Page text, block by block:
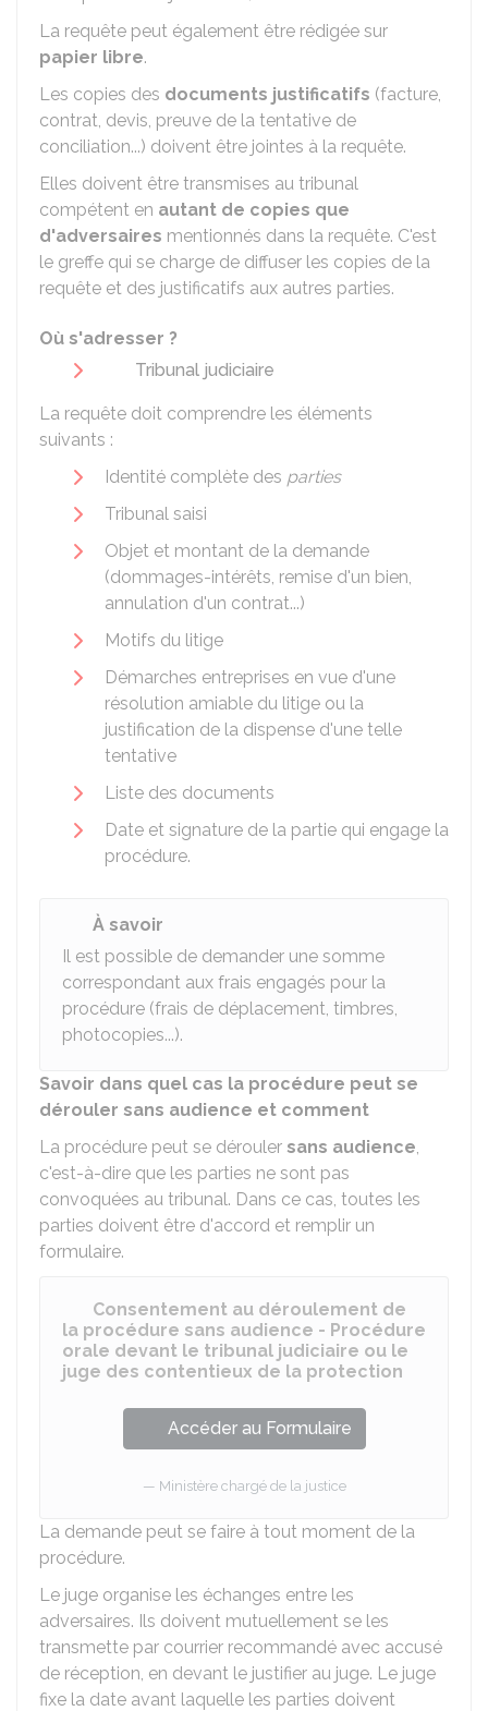
La requête peut également être rédigée sur
papier libre.
Les copies des documents justificatifs (facture,
contrat, devis, preuve de la tentative de
conciliation...) doivent être jointes à la requête.
Elles doivent être transmises au tribunal
compétent en autant de copies que
d'adversaires mentionnés dans la requête. C'est
le greffe qui se charge de diffuser les copies de la
requête et des justificatifs aux autres parties.
Où s'adresser ?
Tribunal judiciaire
La requête doit comprendre les éléments
suivants :
Identité complète des parties
Tribunal saisi
Objet et montant de la demande
(dommages-intérêts, remise d'un bien,
annulation d'un contrat...)
Motifs du litige
Démarches entreprises en vue d'une
résolution amiable du litige ou la
justification de la dispense d'une telle
tentative
Liste des documents
Date et signature de la partie qui engage la
procédure.
À savoir
Il est possible de demander une somme
correspondant aux frais engagés pour la
procédure (frais de déplacement, timbres,
photocopies...).
Savoir dans quel cas la procédure peut se
dérouler sans audience et comment
La procédure peut se dérouler sans audience,
c'est-à-dire que les parties ne sont pas
convoquées au tribunal. Dans ce cas, toutes les
parties doivent être d'accord et remplir un
formulaire.
Consentement au déroulement de
la procédure sans audience - Procédure
orale devant le tribunal judiciaire ou le
juge des contentieux de la protection
Accéder au Formulaire
Ministère chargé de la justice
La demande peut se faire à tout moment de la
procédure.
Le juge organise les échanges entre les
adversaires. Ils doivent mutuellement se les
transmette par courrier recommandé avec accusé
de réception, en devant le justifier au juge. Le juge
fixe la date avant laquelle les parties doivent